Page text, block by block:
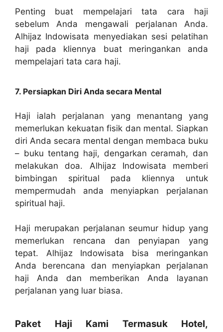
Penting buat mempelajari tata cara haji
sebelum Anda mengawali perjalanan Anda.
Alhijaz Indowisata menyediakan sesi pelatihan
haji pada kliennya buat meringankan anda
mempelajari tata cara haji.
7. Persiapkan Diri Anda secara Mental
Haji ialah perjalanan yang menantang yang
memerlukan kekuatan fisik dan mental. Siapkan
diri Anda secara mental dengan membaca buku
– buku tentang haji, dengarkan ceramah, dan
melakukan doa. Alhijaz Indowisata memberi
bimbingan spiritual pada kliennya untuk
mempermudah anda menyiapkan perjalanan
spiritual haji.
Haji merupakan perjalanan seumur hidup yang
memerlukan rencana dan penyiapan yang
tepat. Alhijaz Indowisata bisa meringankan
Anda berencana dan menyiapkan perjalanan
haji Anda dan memberikan Anda layanan
perjalanan yang luar biasa.
Paket Haji Kami Termasuk Hotel,